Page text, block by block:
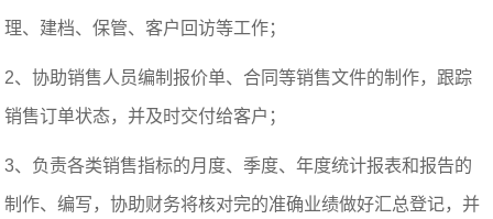
理、建档、保管、客户回访等工作；
2、协助销售人员编制报价单、合同等销售文件的制作，跟踪
销售订单状态，并及时交付给客户；
3、负责各类销售指标的月度、季度、年度统计报表和报告的
制作、编写，协助财务将核对完的准确业绩做好汇总登记，并